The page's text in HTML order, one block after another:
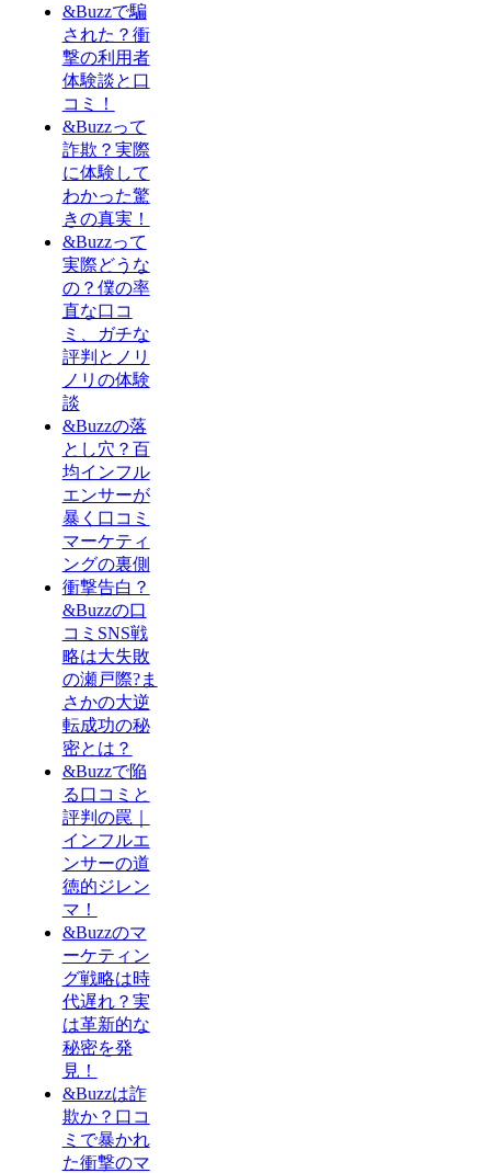
&Buzzで騙
された？衝
撃の利用者
体験談と口
コミ！
&Buzzって
詐欺？実際
に体験して
わかった驚
きの真実！
&Buzzって
実際どうな
の？僕の率
直な口コ
ミ、ガチな
評判とノリ
ノリの体験
談
&Buzzの落
とし穴？百
均インフル
エンサーが
暴く口コミ
マーケティ
ングの裏側
衝撃告白？
&Buzzの口
コミSNS戦
略は大失敗
の瀬戸際?ま
さかの大逆
転成功の秘
密とは？
&Buzzで陥
る口コミと
評判の罠｜
インフルエ
ンサーの道
徳的ジレン
マ！
&Buzzのマ
ーケティン
グ戦略は時
代遅れ？実
は革新的な
秘密を発
見！
&Buzzは詐
欺か？口コ
ミで暴かれ
た衝撃のマ